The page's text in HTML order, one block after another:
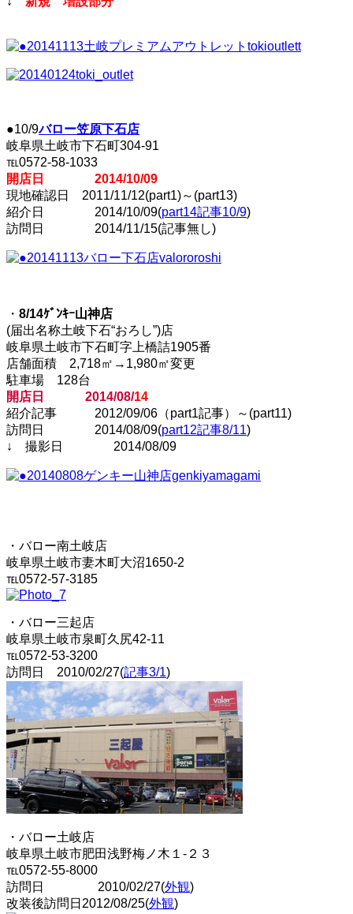
●10/9バロー笠原下石店
岐阜県土岐市下石町304-91
℡0572-58-1033
開店日 2014/10/09
現地確認日 2011/11/12(part1)～(part13)
紹介日 2014/10/09(part14記事10/9)
訪問日 2014/11/15(記事無し)
・ 8/14ｹﾞﾝｷｰ山神店
(届出名称土岐下石“おろし”)店
岐阜県土岐市下石町字上橋詰1905番
店舗面積 2,718㎡→1,980㎡変更
駐車場 128台
開店日 2014/08/14
紹介記事 2012/09/06（part1記事）～(part11)
訪問日 2014/08/09(part12記事8/11)
↓ 撮影日 2014/08/09
・バロー南土岐店
岐阜県土岐市妻木町大沼1650-2
℡0572-57-3185
・バロー三起店
岐阜県土岐市泉町久尻42-11
℡0572-53-3200
訪問日 2010/02/27(記事3/1)
・バロー土岐店
岐阜県土岐市肥田浅野梅ノ木１‐２３
℡0572-55-8000
訪問日 2010/02/27(外観)
改装後訪問日2012/08/25(外観)